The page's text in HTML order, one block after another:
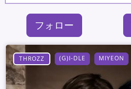
フォロー
THROZZ (G)I-DLE MIYEON